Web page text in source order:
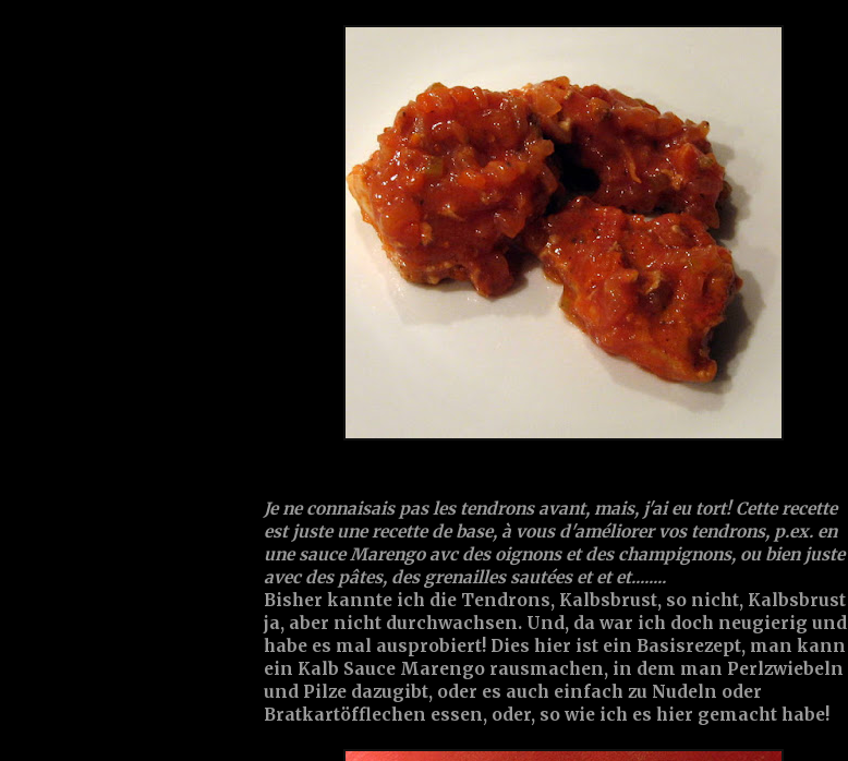
Je ne connaisais pas les tendrons avant, mais, j'ai eu tort! Cette recette
est juste une recette de base, à vous d'améliorer vos tendrons, p.ex. en
une sauce Marengo avc des oignons et des champignons, ou bien juste
avec des pâtes, des grenailles sautées et et et........
Bisher kannte ich die Tendrons, Kalbsbrust, so nicht, Kalbsbrust
ja, aber nicht durchwachsen. Und, da war ich doch neugierig und
habe es mal ausprobiert! Dies hier ist ein Basisrezept, man kann
ein Kalb Sauce Marengo rausmachen, in dem man Perlzwiebeln
und Pilze dazugibt, oder es auch einfach zu Nudeln oder
Bratkartöfflechen essen, oder, so wie ich es hier gemacht habe!